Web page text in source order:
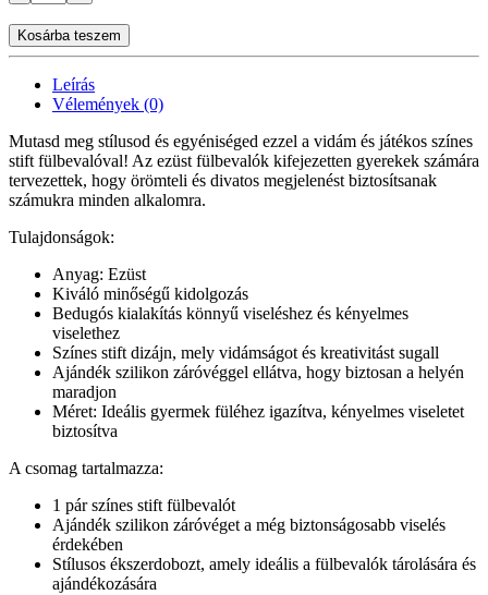
Kosárba teszem
Leírás
Vélemények (0)
Mutasd meg stílusod és egyéniséged ezzel a vidám és játékos színes
stift fülbevalóval! Az ezüst fülbevalók kifejezetten gyerekek számára
tervezettek, hogy örömteli és divatos megjelenést biztosítsanak
számukra minden alkalomra.
Tulajdonságok:
Anyag: Ezüst
Kiváló minőségű kidolgozás
Bedugós kialakítás könnyű viseléshez és kényelmes
viselethez
Színes stift dizájn, mely vidámságot és kreativitást sugall
Ajándék szilikon záróvéggel ellátva, hogy biztosan a helyén
maradjon
Méret: Ideális gyermek füléhez igazítva, kényelmes viseletet
biztosítva
A csomag tartalmazza:
1 pár színes stift fülbevalót
Ajándék szilikon záróvéget a még biztonságosabb viselés
érdekében
Stílusos ékszerdobozt, amely ideális a fülbevalók tárolására és
ajándékozására